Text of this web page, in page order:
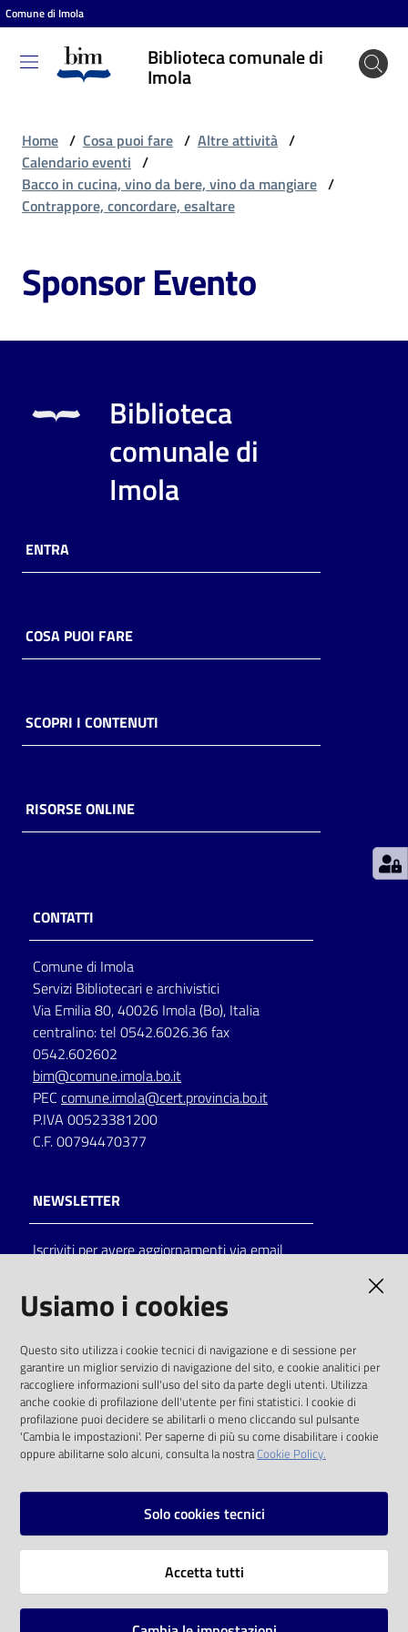
Vai al contenuto
Vai alla navigazione
Vai al footer
Comune di Imola
Biblioteca comunale di
Imola
Biblioteca
comunale
Entra
Cosa
puoi
Archivio
Decentrate
lettura
Seguici
su
Catalogo
Eventi
Chiedi al
bibliotecario
Avvisi
Home / Cosa puoi fare / Altre attività /
Calendario eventi /
Bacco in cucina, vino da bere, vino da mangiare /
Contrappore, concordare, esaltare
Sponsor Evento
Biblioteca
comunale di
Imola
ENTRA
COSA PUOI FARE
SCOPRI I CONTENUTI
RISORSE ONLINE
CONTATTI
Comune di Imola
Servizi Bibliotecari e archivistici
Via Emilia 80, 40026 Imola (Bo), Italia
centralino: tel 0542.6026.36 fax
0542.602602
bim@comune.imola.bo.it
PEC comune.imola@cert.provincia.bo.it
P.IVA 00523381200
C.F. 00794470377
NEWSLETTER
Iscriviti per avere aggiornamenti via email
solo alle condizioni previste dalla direttiva
comunitaria 2003/98/CE e dal d.lgs. 36/2006
SOCIAL
Instagram
Vai alla pagina
Usiamo i cookies
Questo sito utilizza i cookie tecnici di navigazione e di sessione per
garantire un miglior servizio di navigazione del sito, e cookie analitici per
raccogliere informazioni sull'uso del sito da parte degli utenti. Utilizza
anche cookie di profilazione dell'utente per fini statistici. I cookie di
profilazione puoi decidere se abilitarli o meno cliccando sul pulsante
'Cambia le impostazioni'. Per saperne di più su come disabilitare i cookie
oppure abilitarne solo alcuni, consulta la nostraCookie Policy.
Solo cookies tecnici
Accetta tutti